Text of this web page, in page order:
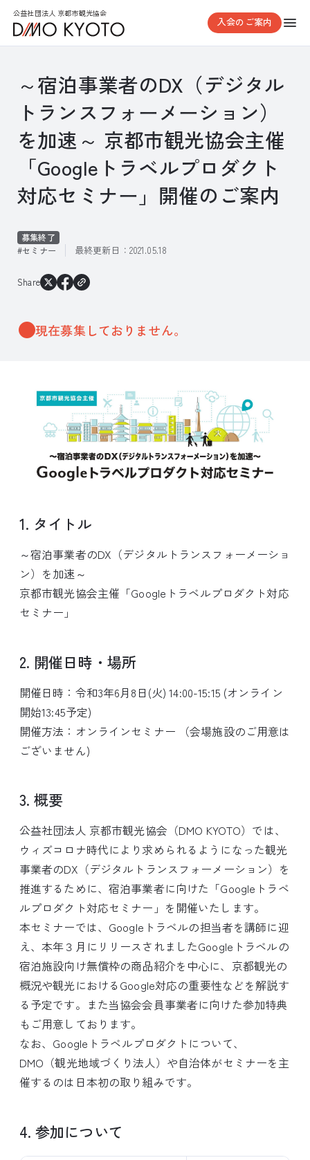
公益社団法人 京都市観光協会
入会のご案内
～宿泊事業者のDX（デジタル
トランスフォーメーション）
を加速～ 京都市観光協会主催
「Googleトラベルプロダクト
対応セミナー」開催のご案内
募集終了
セミナー
最終更新日： 2021.05.18
Share
現在募集しておりません。
1. タイトル
～宿泊事業者のDX（デジタルトランスフォーメーショ
ン）を加速～
京都市観光協会主催「Googleトラベルプロダクト対応
セミナー」
2. 開催日時・場所
開催日時：令和3年6月8日(火) 14:00-15:15 (オンライン
開始13:45予定)
開催方法：オンラインセミナー （会場施設のご用意は
ございません)
3. 概要
公益社団法人 京都市観光協会（DMO KYOTO）では、
ウィズコロナ時代により求められるようになった観光
事業者のDX（デジタルトランスフォーメーション）を
推進するために、宿泊事業者に向けた「Googleトラベ
ルプロダクト対応セミナー」を開催いたします。
本セミナーでは、Googleトラベルの担当者を講師に迎
え、本年３月にリリースされましたGoogleトラベルの
宿泊施設向け無償枠の商品紹介を中心に、京都観光の
概況や観光におけるGoogle対応の重要性などを解説す
る予定です。また当協会会員事業者に向けた参加特典
もご用意しております。
なお、Googleトラベルプロダクトについて、
DMO（観光地域づくり法人）や自治体がセミナーを主
催するのは日本初の取り組みです。
4. 参加について